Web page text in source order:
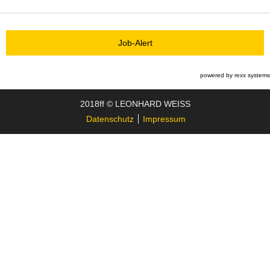
Job-Alert
powered by rexx systems
2018ff © LEONHARD WEISS
Datenschutz
Impressum